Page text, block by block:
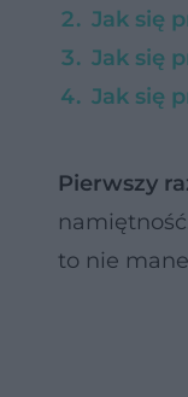
Jak się
Jak się
Jak się
Pierwszy
to nie